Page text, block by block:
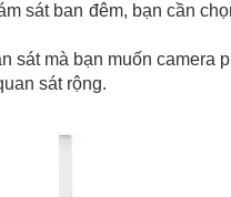
sát ban đêm, bạn cần
sát mà bạn muốn
sát rộng.